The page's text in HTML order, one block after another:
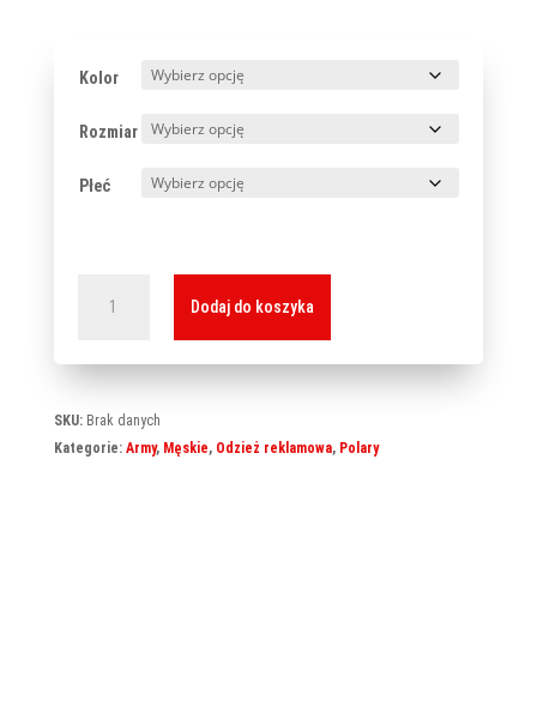
Kolor
Rozmiar
Płeć
Jacket
Dodaj do koszyka
SKU: Brak danych
Kategorie: Army, Męskie, Odzież reklamowa, Polary